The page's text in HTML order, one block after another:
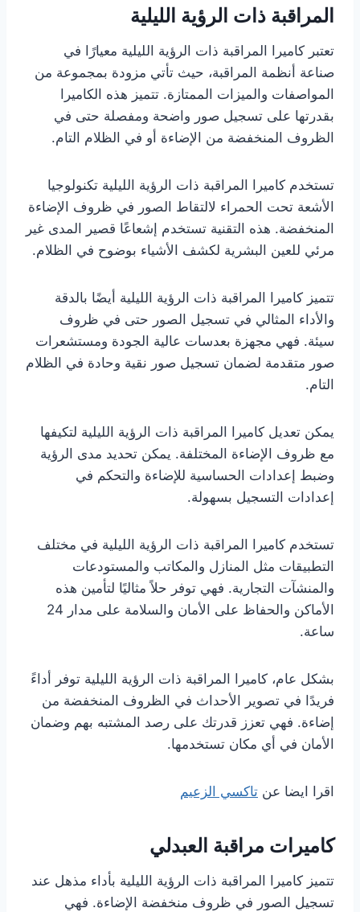
المراقبة ذات الرؤية الليلية
تعتبر كاميرا المراقبة ذات الرؤية الليلية معيارًا في
صناعة أنظمة المراقبة، حيث تأتي مزودة بمجموعة من
المواصفات والميزات الممتازة. تتميز هذه الكاميرا
بقدرتها على تسجيل صور واضحة ومفصلة حتى في
الظروف المنخفضة من الإضاءة أو في الظلام التام.
تستخدم كاميرا المراقبة ذات الرؤية الليلية تكنولوجيا
الأشعة تحت الحمراء لالتقاط الصور في ظروف الإضاءة
المنخفضة. هذه التقنية تستخدم إشعاعًا قصير المدى غير
مرئي للعين البشرية لكشف الأشياء بوضوح في الظلام.
تتميز كاميرا المراقبة ذات الرؤية الليلية أيضًا بالدقة
والأداء المثالي في تسجيل الصور حتى في ظروف
سيئة. فهي مجهزة بعدسات عالية الجودة ومستشعرات
صور متقدمة لضمان تسجيل صور نقية وحادة في الظلام
التام.
يمكن تعديل كاميرا المراقبة ذات الرؤية الليلية لتكيفها
مع ظروف الإضاءة المختلفة. يمكن تحديد مدى الرؤية
وضبط إعدادات الحساسية للإضاءة والتحكم في
إعدادات التسجيل بسهولة.
تستخدم كاميرا المراقبة ذات الرؤية الليلية في مختلف
التطبيقات مثل المنازل والمكاتب والمستودعات
والمنشآت التجارية. فهي توفر حلاً مثاليًا لتأمين هذه
الأماكن والحفاظ على الأمان والسلامة على مدار 24
ساعة.
بشكل عام، كاميرا المراقبة ذات الرؤية الليلية توفر أداءً
فريدًا في تصوير الأحداث في الظروف المنخفضة من
إضاءة. فهي تعزز قدرتك على رصد المشتبه بهم وضمان
الأمان في أي مكان تستخدمها.
اقرا ايضا عن تاكسي الزعيم
كاميرات مراقبة العبدلي
تتميز كاميرا المراقبة ذات الرؤية الليلية بأداء مذهل عند
تسجيل الصور في ظروف منخفضة الإضاءة. فهي